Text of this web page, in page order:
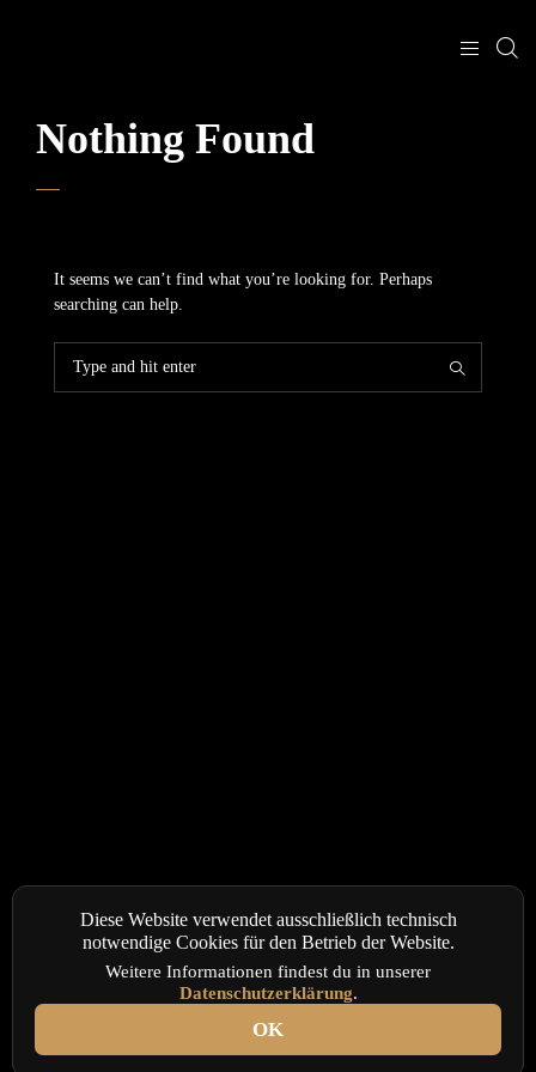
Nothing Found
It seems we can’t find what you’re looking for. Perhaps
searching can help.
Diese Website verwendet ausschließlich technisch
notwendige Cookies für den Betrieb der Website.
Weitere Informationen findest du in unserer
Datenschutzerklärung.
OK